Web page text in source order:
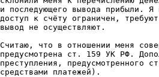
и последующего вывода прибыли.
доступ к счёту ограничен,
вывод не осуществляют.
Считаю, что в отношении меня
предусмотрена ст. 159 УК РФ.
преступления, предусмотренного
средствами платежей).